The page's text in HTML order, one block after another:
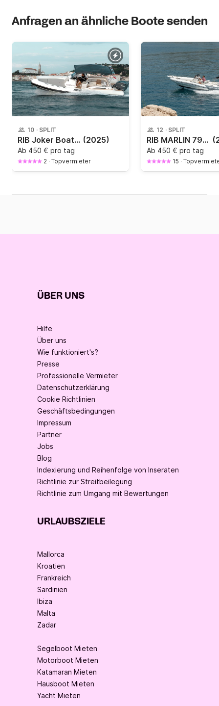
Anfragen an ähnliche Boote senden
10 · SPLIT
RIB Joker Boat Clubman 24 300PS (2025)
Ab 450 € pro tag
2 · Topvermieter
12 · SPLIT
RIB MARLIN 790 Pro Dynamic 250PS
Ab 450 € pro tag
15 ·
ÜBER UNS
Hilfe
Über uns
Wie funktioniert's?
Presse
Professionelle Vermieter
Datenschutzerklärung
Cookie Richtlinien
Geschäftsbedingungen
Impressum
Partner
Jobs
Blog
Indexierung und Reihenfolge von Inseraten
Richtlinie zur Streitbeilegung
Richtlinie zum Umgang mit Bewertungen
URLAUBSZIELE
Mallorca
Kroatien
Frankreich
Sardinien
Ibiza
Malta
Zadar
Segelboot Mieten
Motorboot Mieten
Katamaran Mieten
Hausboot Mieten
Yacht Mieten